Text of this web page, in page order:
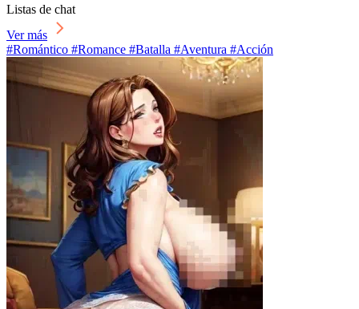
Listas de chat
Ver más
#Romántico #Romance #Batalla #Aventura #Acción